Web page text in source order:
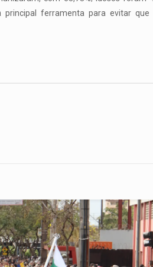
ferramenta para evitar